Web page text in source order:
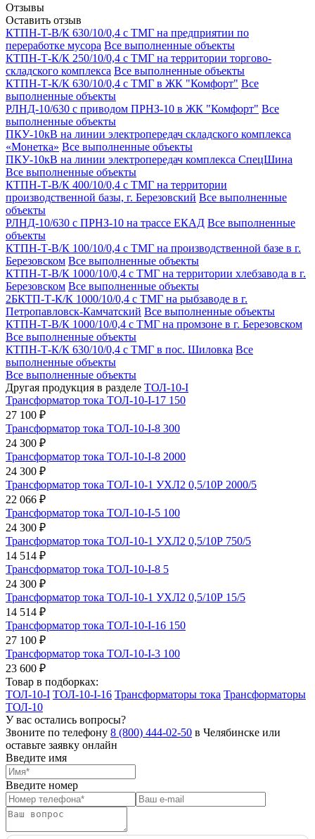
Отзывы
Оставить отзыв
КТПН-Т-В/К 630/10/0,4 с ТМГ на предприятии по
переработке мусора Все выполненные объекты
КТПН-Т-К/К 250/10/0,4 с ТМГ на территории торгово-
складского комплекса Все выполненные объекты
КТПН-Т-К/К 630/10/0,4 с ТМГ в ЖК "Комфорт" Все
выполненные объекты
РЛНД-10/630 с приводом ПРНЗ-10 в ЖК "Комфорт" Все
выполненные объекты
ПКУ-10кВ на линии электропередач складского комплекса
«Монетка» Все выполненные объекты
ПКУ-10кВ на линии электропередач комплекса СпецШина
Все выполненные объекты
КТПН-Т-В/К 400/10/0,4 с ТМГ на территории
производственной базы, г. Березовский Все выполненные
объекты
РЛНД-10/630 с ПРНЗ-10 на трассе ЕКАД Все выполненные
объекты
КТПН-Т-В/К 100/10/0,4 с ТМГ на производственной базе в г.
Березовском Все выполненные объекты
КТПН-Т-В/К 1000/10/0,4 с ТМГ на территории хлебзавода в г.
Березовском Все выполненные объекты
2БКТП-Т-К/К 1000/10/0,4 с ТМГ на рыбзаводе в г.
Петропавловск-Камчатский Все выполненные объекты
КТПН-Т-В/К 1000/10/0,4 с ТМГ на промзоне в г. Березовском
Все выполненные объекты
КТПН-Т-К/К 630/10/0,4 с ТМГ в пос. Шиловка Все
выполненные объекты
Все выполненные объекты
Другая продукция в разделе ТОЛ-10-I
Трансформатор тока ТОЛ-10-I-17 150
27 100 ₽
Трансформатор тока ТОЛ-10-I-8 300
24 300 ₽
Трансформатор тока ТОЛ-10-I-8 2000
24 300 ₽
Трансформатор тока ТОЛ-10-1 УХЛ2 0,5/10Р 2000/5
22 066 ₽
Трансформатор тока ТОЛ-10-I-5 100
24 300 ₽
Трансформатор тока ТОЛ-10-1 УХЛ2 0,5/10Р 750/5
14 514 ₽
Трансформатор тока ТОЛ-10-I-8 5
24 300 ₽
Трансформатор тока ТОЛ-10-1 УХЛ2 0,5/10Р 15/5
14 514 ₽
Трансформатор тока ТОЛ-10-I-16 150
27 100 ₽
Трансформатор тока ТОЛ-10-I-3 100
23 600 ₽
Товар в подборках:
ТОЛ-10-I ТОЛ-10-I-16 Трансформаторы тока Трансформаторы
ТОЛ-10
У вас остались вопросы?
Звоните по телефону 8 (800) 444-02-50 в Челябинске или
оставьте заявку онлайн
Введите имя
Введите номер